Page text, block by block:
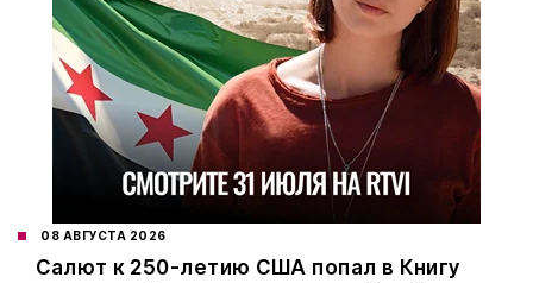
08 АВГУСТА 2026
Салют к 250-летию США попал в Книгу